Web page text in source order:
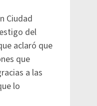
Ciudad
del
aclaró que
que
a las
lo